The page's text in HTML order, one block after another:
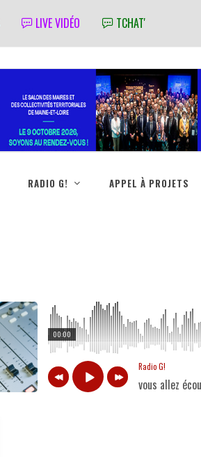
LIVE VIDÉO TCHAT'
RADIO G! APPEL À PROJETS
00:00
Radio G!
vous allez